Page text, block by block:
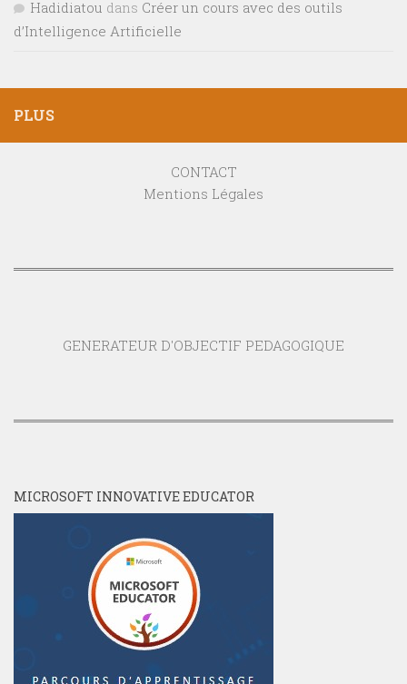
Hadidiatou dans Créer un cours avec des outils
d’Intelligence Artificielle
PLUS
CONTACT
Mentions Légales
GENERATEUR D'OBJECTIF PEDAGOGIQUE
MICROSOFT INNOVATIVE EDUCATOR